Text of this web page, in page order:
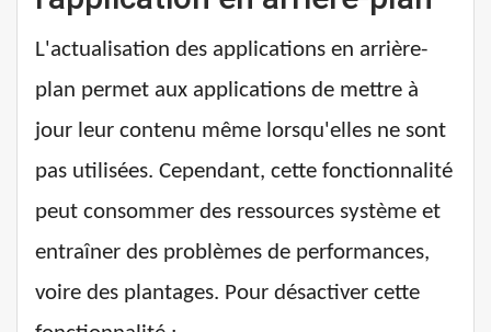
L'actualisation des applications en arrière-
plan permet aux applications de mettre à
jour leur contenu même lorsqu'elles ne sont
pas utilisées. Cependant, cette fonctionnalité
peut consommer des ressources système et
entraîner des problèmes de performances,
voire des plantages. Pour désactiver cette